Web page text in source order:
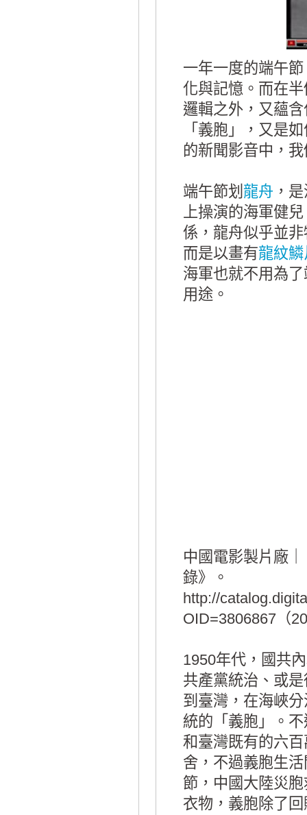
一年一度的端午
化與記憶。而在
邏輯之外，又蘊
「義胞」，又是
的新聞影音中，
端午節划 龍舟 ，
上操演的海軍健
係，龍舟似乎並
而是以畫有龍紋
海軍也就不用為
用途。
中國電影製片廠
錄》。
http://
OID=3806867（
1950年代，國共
共產黨統治、或
到臺灣，在海峽
統的「義胞」。
和臺灣既有的六
舍，不過義胞生
節，中國大陸災
衣物，義胞除了